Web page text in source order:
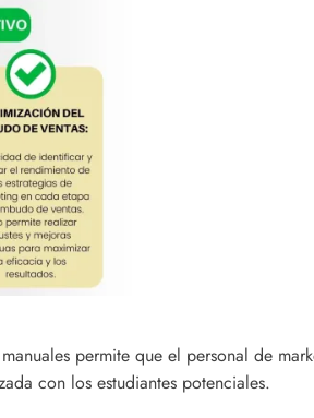
permite que el personal de
con los estudiantes potenciales.